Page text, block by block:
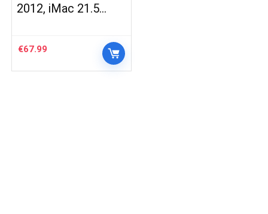
2012, iMac 21.5…
€67.99